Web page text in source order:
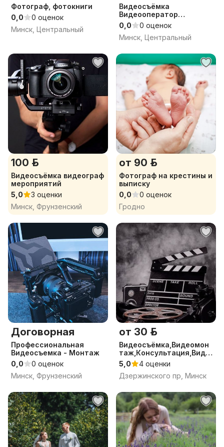
Фотограф, фотокниги
0,0
0 оценок
Минск, Центральный
Видеосъёмка
Видеооператор
Видеограф
Видеомонтаж
0,0
0 оценок
Минск, Центральный
100 р.
Видеосъёмка видеограф
мероприятий
5,0
3 оценки
Минск, Фрунзенский
от 90 р.
Фотограф на крестины и
выписку
0,0
0 оценок
Гродно
Договорная
Профессиональная
Видеосъемка - Монтаж
0,0
0 оценок
Минск, Фрунзенский
от 30 р.
Видеосъёмка,Видеомон
таж,Консультация,Виде
ограф
5,0
4 оценки
Дзержинского пр, Минск